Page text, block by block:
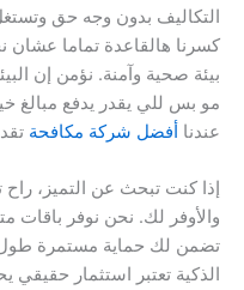
التكاليف بدون وجه حق
كسرنا هالقاعدة تماما عشان
بيئة صحية وآمنة. نؤمن إن
مو بس للي يقدر يدفع مبالغ
عندنا أفضل شركة مكافحة
إذا كنت تبحث عن التميز،
والأوفر لك. نحن نوفر باقات
تضمن لك حماية مستمرة طول
الذكية تعتبر استثمار حقيقي